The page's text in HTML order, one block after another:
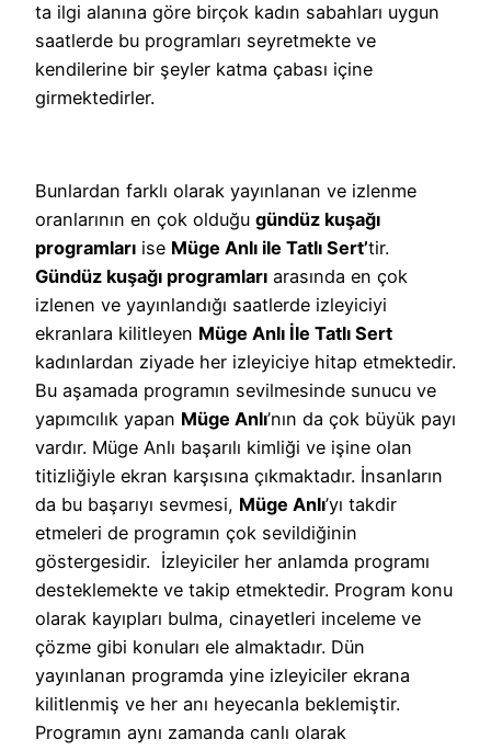
ta ilgi alanına göre birçok kadın sabahları uygun
saatlerde bu programları seyretmekte ve
kendilerine bir şeyler katma çabası içine
girmektedirler.
Bunlardan farklı olarak yayınlanan ve izlenme
oranlarının en çok olduğu gündüz kuşağı
programları ise Müge Anlı ile Tatlı Sert’tir.
Gündüz kuşağı programları arasında en çok
izlenen ve yayınlandığı saatlerde izleyiciyi
ekranlara kilitleyen Müge Anlı İle Tatlı Sert
kadınlardan ziyade her izleyiciye hitap etmektedir.
Bu aşamada programın sevilmesinde sunucu ve
yapımcılık yapan Müge Anlı’nın da çok büyük payı
vardır. Müge Anlı başarılı kimliği ve işine olan
titizliğiyle ekran karşısına çıkmaktadır. İnsanların
da bu başarıyı sevmesi, Müge Anlı’yı takdir
etmeleri de programın çok sevildiğinin
göstergesidir. İzleyiciler her anlamda programı
desteklemekte ve takip etmektedir. Program konu
olarak kayıpları bulma, cinayetleri inceleme ve
çözme gibi konuları ele almaktadır. Dün
yayınlanan programda yine izleyiciler ekrana
kilitlenmiş ve her anı heyecanla beklemiştir.
Programın aynı zamanda canlı olarak